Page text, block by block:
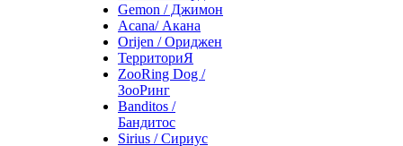
Gemon / Джимон
Acana/ Акана
Orijen / Ориджен
ТерриториЯ
ZooRing Dog /
ЗооРинг
Banditos /
Бандитос
Sirius / Сириус